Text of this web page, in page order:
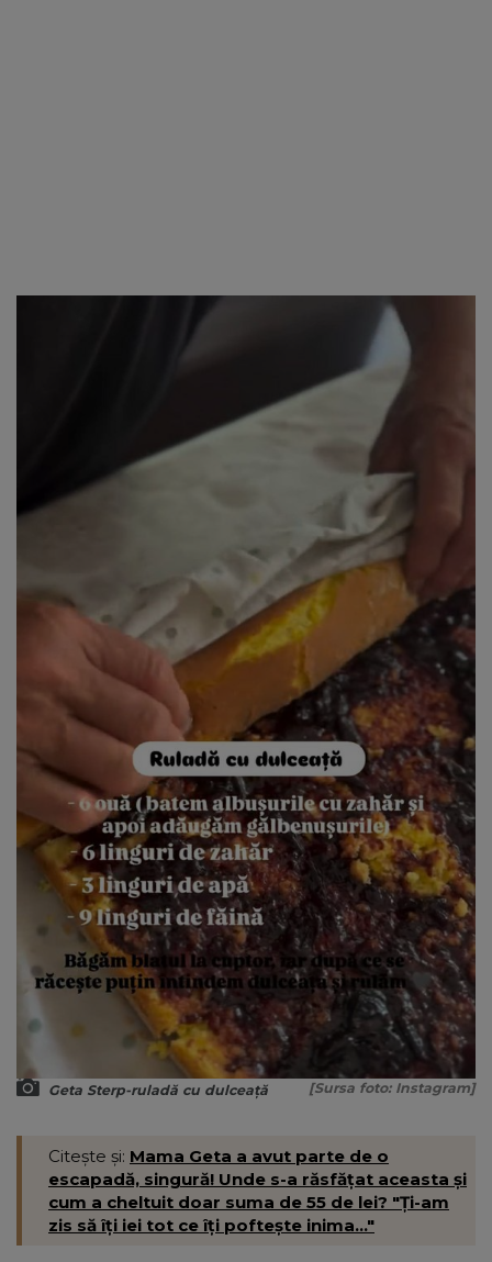
Geta Sterp-ruladă cu dulceață [Sursa foto: Instagram]
Citește și: Mama Geta a avut parte de o
escapadă, singură! Unde s-a răsfățat aceasta și
cum a cheltuit doar suma de 55 de lei? "Ți-am
zis să îți iei tot ce îți poftește inima…"